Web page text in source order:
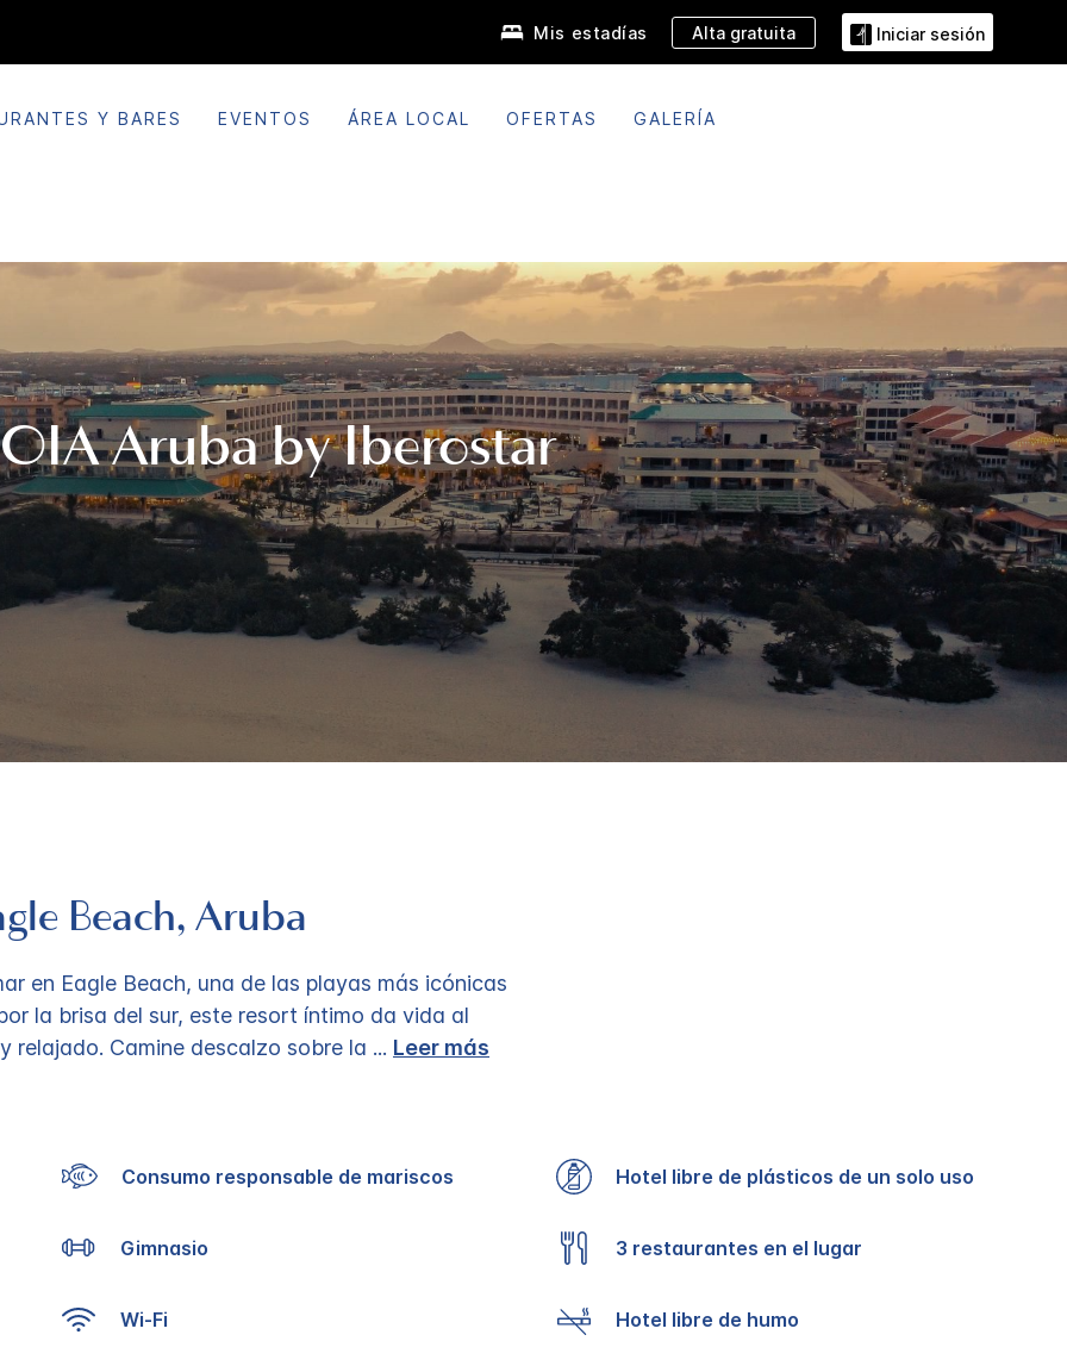
Mis estadías Alta gratuita Iniciar sesión
Y BARES EVENTOS ÁREA LOCAL OFERTAS GALERÍA
Aruba by Iberostar
Beach, Aruba
en Eagle Beach, una de las playas más icónicas
la brisa del sur, este resort íntimo da vida al
relajado. Camine descalzo sobre la ... Leer más
Consumo responsable de mariscos Hotel libre de plásticos de un solo uso
Gimnasio 3 restaurantes en el lugar
Wi-Fi Hotel libre de humo